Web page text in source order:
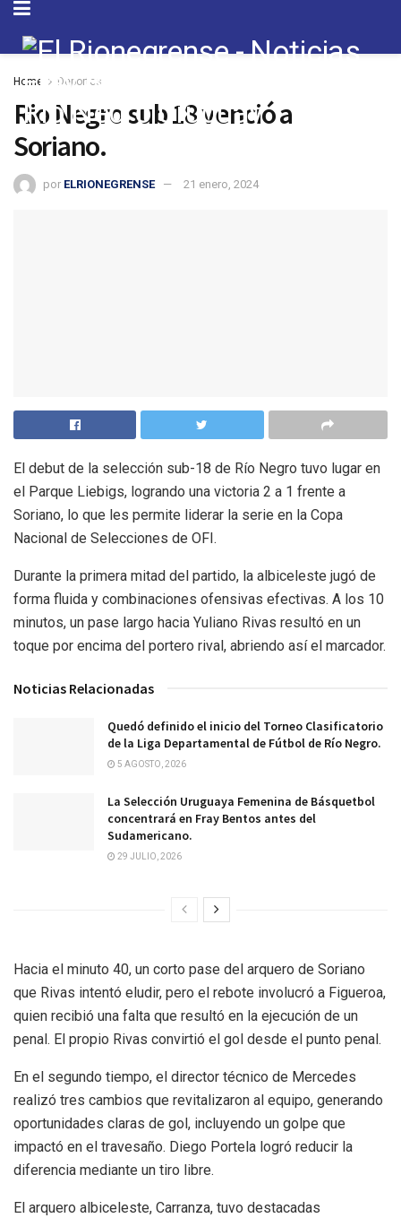
Home Deportes
Rio Negro sub 18 venció a
Soriano.
por ELRIONEGRENSE 21 enero, 2024
El debut de la selección sub-18 de Río Negro tuvo lugar en
el Parque Liebigs, logrando una victoria 2 a 1 frente a
Soriano, lo que les permite liderar la serie en la Copa
Nacional de Selecciones de OFI.
Durante la primera mitad del partido, la albiceleste jugó de
forma fluida y combinaciones ofensivas efectivas. A los 10
minutos, un pase largo hacia Yuliano Rivas resultó en un
toque por encima del portero rival, abriendo así el marcador.
Noticias Relacionadas
Quedó definido el inicio del Torneo Clasificatorio
de la Liga Departamental de Fútbol de Río Negro.
5 AGOSTO, 2026
La Selección Uruguaya Femenina de Básquetbol
concentrará en Fray Bentos antes del
Sudamericano.
29 JULIO, 2026
Hacia el minuto 40, un corto pase del arquero de Soriano
que Rivas intentó eludir, pero el rebote involucró a Figueroa,
quien recibió una falta que resultó en la ejecución de un
penal. El propio Rivas convirtió el gol desde el punto penal.
En el segundo tiempo, el director técnico de Mercedes
realizó tres cambios que revitalizaron al equipo, generando
oportunidades claras de gol, incluyendo un golpe que
impactó en el travesaño. Diego Portela logró reducir la
diferencia mediante un tiro libre.
El arquero albiceleste, Carranza, tuvo destacadas